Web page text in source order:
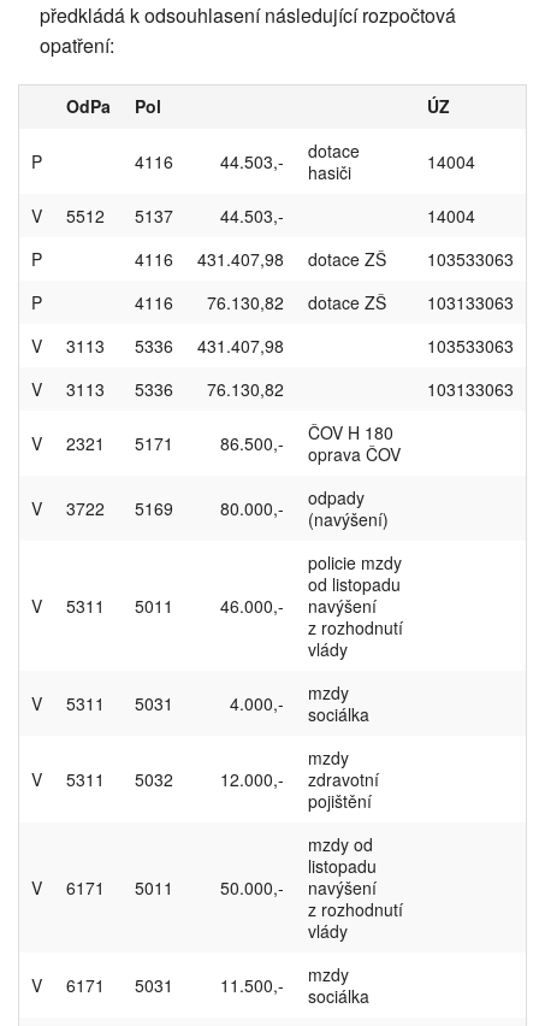
předkládá k odsouhlasení následující rozpočtová
opatření:
OdPa Pol ÚZ
P 4116 44.503,-
dotace
hasiči
14004
V 5512 5137 44.503,-
14004
P
4116 431.407,98 dotace ZŠ
103533063
P
4116 76.130,82 dotace ZŠ
103133063
V
3113 5336 431.407,98
103533063
V
3113 5336 76.130,82 103133063
V 2321 5171 86.500,-
ČOV H 180
oprava ČOV
V 3722 5169 80.000,-
odpady
(navýšení)
V 5311 5011 46.000,-
policie mzdy
od listopadu
navýšení
z rozhodnutí
vlády
V 5311 5031 4.000,-
mzdy
sociálka
V 5311 5032 12.000,-
mzdy
zdravotní
pojištění
V 6171 5011 50.000,-
mzdy od
listopadu
navýšení
z rozhodnutí
vlády
V 6171 5031 11.500,-
mzdy
sociálka